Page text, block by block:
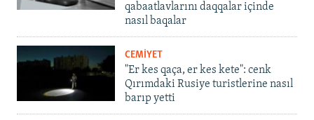
qabaatlavlarını daqqalar içinde
nasıl baqalar
CEMİYET
"Er kes qaça, er kes kete": cenk
Qırımdaki Rusiye turistlerine nasıl
barıp yetti